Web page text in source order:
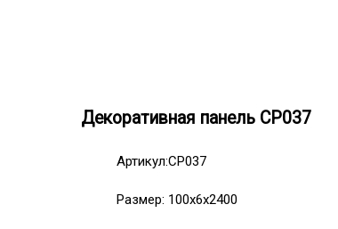
Декоративная панель CP037
Артикул:CP037
Размер: 100х6х2400